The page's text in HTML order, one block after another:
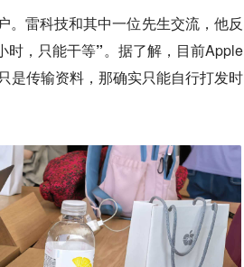
。雷科技和其中一位先生交流，他反
，只能干等”。 据了解，目前Apple
是传输资料，那确实只能自行打发时